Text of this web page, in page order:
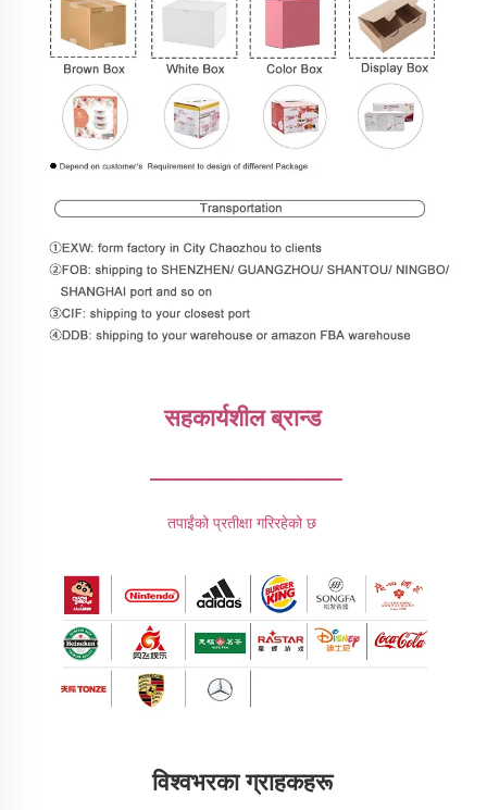
सहकार्यशील ब्रान्ड
________________
तपाईंको प्रतीक्षा गरिरहेको छ
विश्वभरका ग्राहकहरू